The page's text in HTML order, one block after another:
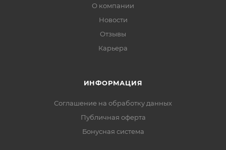
О компании
Новости
Отзывы
Карьера
ИНФОРМАЦИЯ
Соглашение на обработку данных
Публичная оферта
Бонусная система